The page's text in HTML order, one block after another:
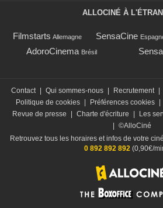
ALLOCINÉ À
Filmstarts Allemagne SensaCine
AdoroCinema Brésil
Contact Qui sommes-nous Recrutement
Politique de cookies
Préférences cookies
Revue de presse
Charte d'écriture Les
©AlloCiné
Retrouvez tous les horaires et infos de votre
0 892 892 892(0,90€/